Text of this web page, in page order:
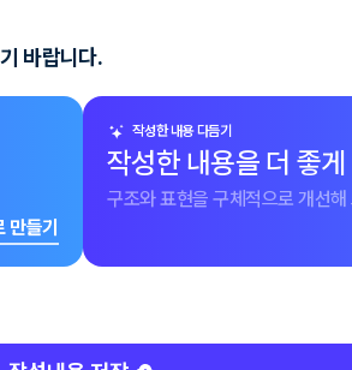
바랍니다.
들기
작성한 내용 다듬기
작성한 내용을 더 좋
구조와 표현을 구체적으로 개선해